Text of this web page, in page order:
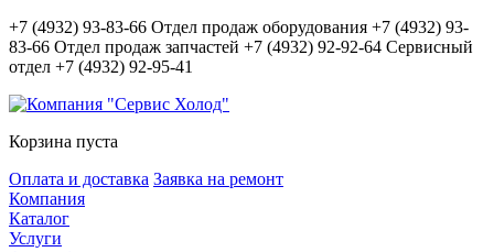
+7 (4932) 93-83-66 Отдел продаж оборудования +7 (4932) 93-
83-66 Отдел продаж запчастей +7 (4932) 92-92-64 Сервисный
отдел +7 (4932) 92-95-41
Корзина пуста
Оплата и доставка Заявка на ремонт
Компания
Каталог
Услуги